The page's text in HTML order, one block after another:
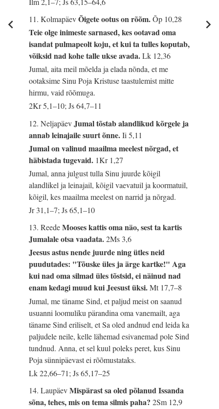
11. KolmapäevÕigete ootus on rõõm.Õp 10,28
Teie olge inimeste sarnased, kes ootavad oma
isandat pulmapeolt koju, et kui ta tulles koputab,
võiksid nad kohe talle ukse avada.Lk 12,36
Jumal, aita meil mõelda ja elada nõnda, et me
ootaksime Sinu Poja Kristuse taastulemist mitte
hirmu, vaid rõõmuga.
2Kr 5,1–10; Js 64,7–11
12. NeljapäevJumal tõstab alandlikud kõrgele ja
annab leinajaile suurt õnne.Ii 5,11
Jumal on valinud maailma meelest nõrgad, et
häbistada tugevaid. 1Kr 1,27
Jumal, anna julgust tulla Sinu juurde kõigil
alandlikel ja leinajail, kõigil vaevatuil ja koormatuil,
kõigil, kes maailma meelest on narrid ja nõrgad.
Jr 31,1–7; Js 65,1–10
13. ReedeMooses kattis oma näo, sest ta kartis
Jumalale otsa vaadata.2Ms 3,6
Jeesus astus nende juurde ning ütles neid
puudutades: "Tõuske üles ja ärge kartke!" Aga
kui nad oma silmad üles tõstsid, ei näinud nad
enam kedagi muud kui Jeesust üksi.Mt 17,7–8
Jumal, me täname Sind, et paljud meist on saanud
usuanni loomuliku pärandina oma vanemailt, aga
täname Sind eriliselt, et Sa oled andnud end leida ka
paljudele neile, kelle lähemad esivanemad pole Sind
tundnud. Anna, et sel kuul poleks peret, kus Sinu
Poja sünnipäevast ei rõõmustataks.
Lk 22,66–71; Js 65,17–25
14. LaupäevMispärast sa oled põlanud Issanda
sõna, tehes, mis on tema silmis paha?2Sm 12,9